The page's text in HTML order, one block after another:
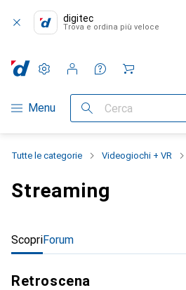
digitec
Trova e ordina più veloce
Categoria Navigazione
Menu Cerca
Impostazioni
Conto cliente
Liste di confronto
Liste dei desideri
Carrello
Tutte le categorie Videogiochi + VR
Streaming
ScopriForum
Retroscena